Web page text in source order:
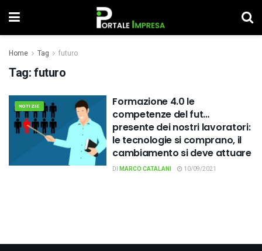
Home Tag futuro
Tag:futuro
NOTIZIE
Formazione 4.0 le
competenze del fut…
presente dei nostri lavoratori:
le tecnologie si comprano, il
cambiamento si deve attuare
DI MARCO CATALANI 10/09/2021